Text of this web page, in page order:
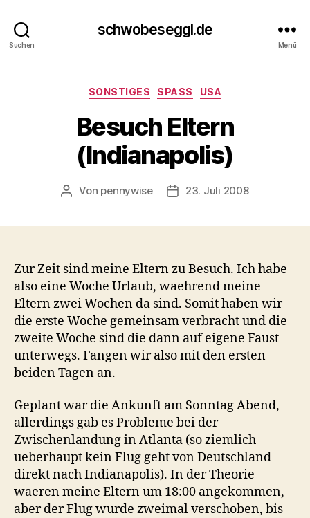
Suchen
schwobeseggl.de
Menü
Kategorien
SONSTIGES SPASS USA
Besuch Eltern
(Indianapolis)
Beitragsautor
Von pennywise Veröffentlichungsdatum
23. Juli 2008
Zur Zeit sind meine Eltern zu Besuch. Ich habe
also eine Woche Urlaub, waehrend meine
Eltern zwei Wochen da sind. Somit haben wir
die erste Woche gemeinsam verbracht und die
zweite Woche sind die dann auf eigene Faust
unterwegs. Fangen wir also mit den ersten
beiden Tagen an.
Geplant war die Ankunft am Sonntag Abend,
allerdings gab es Probleme bei der
Zwischenlandung in Atlanta (so ziemlich
ueberhaupt kein Flug geht von Deutschland
direkt nach Indianapolis). In der Theorie
waeren meine Eltern um 18:00 angekommen,
aber der Flug wurde zweimal verschoben, bis